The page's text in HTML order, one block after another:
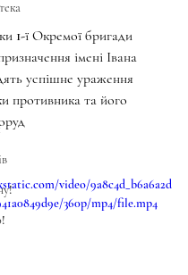
з 5 зірок.
1-ї Окремої бригади
імені Івана
успішне ураження
противника та його
video/9a8c4d_b6a6a2d
360p/mp4/file.mp4